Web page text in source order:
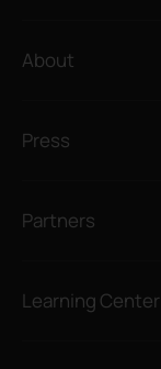
About
Press
Partners
Learning Center